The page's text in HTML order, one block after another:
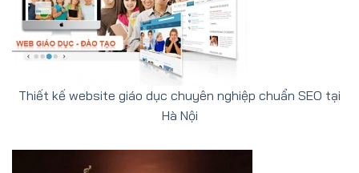
Thiết kế website giáo dục chuyên nghiệp chuẩn SEO tại
Hà Nội